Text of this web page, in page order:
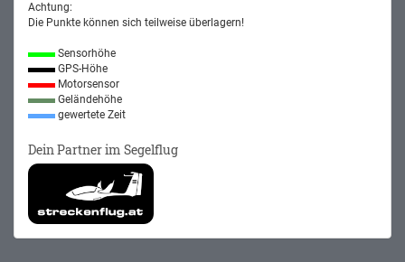
Achtung:
Die Punkte können sich teilweise überlagern!
Sensorhöhe
GPS-Höhe
Motorsensor
Geländehöhe
gewertete Zeit
Dein Partner im Segelflug